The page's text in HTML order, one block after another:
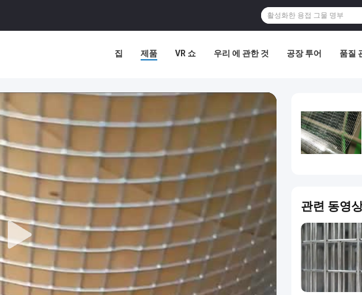
집 제품 VR 쇼 우리 에 관한 것 공장 투어 품질
관련 동영